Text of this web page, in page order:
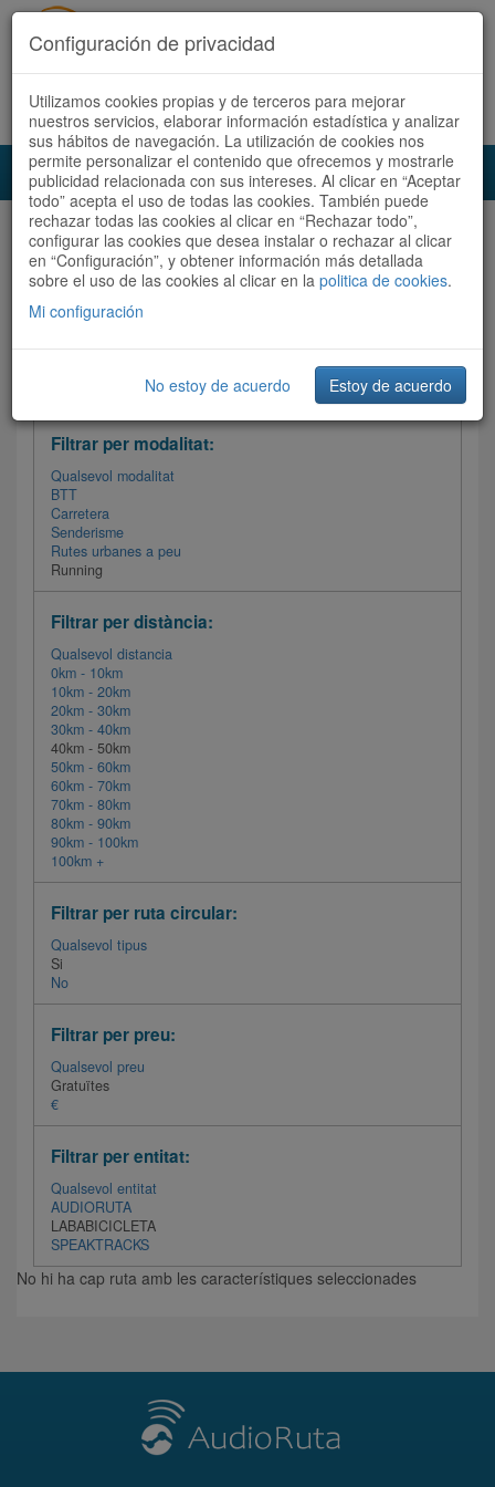
Accedeix Registra't ara Español Català
Audioruta Totes les rutes
Totes les rutes Ordenar per: Més recents / Dificultat
Filtrar les rutes
Filtrar per modalitat:
Qualsevol modalitat
BTT
Carretera
Senderisme
Rutes urbanes a peu
Running
Filtrar per distància:
Qualsevol distancia
0km - 10km
10km - 20km
20km - 30km
30km - 40km
40km - 50km
50km - 60km
60km - 70km
70km - 80km
80km - 90km
90km - 100km
100km +
Filtrar per ruta circular:
Qualsevol tipus
Si
No
Filtrar per preu:
Qualsevol preu
Gratuïtes
€
Filtrar per entitat:
Qualsevol entitat
AUDIORUTA
LABABICICLETA
SPEAKTRACKS
No hi ha cap ruta amb les característiques seleccionades
Configuración de privacidad
Utilizamos cookies propias y de terceros para mejorar
nuestros servicios, elaborar información estadística y analizar
sus hábitos de navegación. La utilización de cookies nos
permite personalizar el contenido que ofrecemos y mostrarle
publicidad relacionada con sus intereses. Al clicar en “Aceptar
todo” acepta el uso de todas las cookies. También puede
rechazar todas las cookies al clicar en “Rechazar todo”,
configurar las cookies que desea instalar o rechazar al clicar
en “Configuración”, y obtener información más detallada
sobre el uso de las cookies al clicar en la politica de cookies.
Mi configuración
No estoy de acuerdo Estoy de acuerdo